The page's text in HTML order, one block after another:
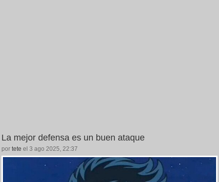
La mejor defensa es un buen ataque
por tete el 3 ago 2025, 22:37